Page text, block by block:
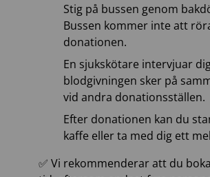
Stig på bussen genom
Bussen kommer inte att
donationen.
En sjukskötare intervjuar
blodgivningen sker på
vid andra donationsställen.
Efter donationen kan du
kaffe eller ta med dig ett
✅ Vi rekommenderar att du